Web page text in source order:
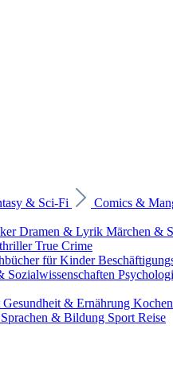
& Sci-Fi Comics &
Dramen & Lyrik Märchen &
True Crime
für Kinder
Sozialwissenschaften
Gesundheit & Ernährung
Sprachen & Bildung Sport Reise